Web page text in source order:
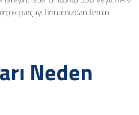
parçayı firmamızdan temin
Neden